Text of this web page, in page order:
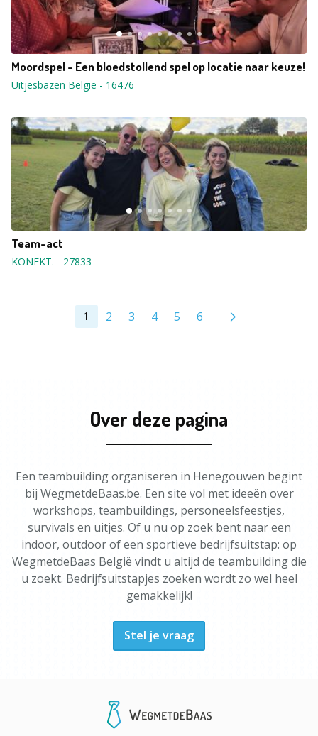
Moordspel - Een bloedstollend spel op locatie naar keuze!
Uitjesbazen België - 16476
Team-act
KONEKT. - 27833
1 2 3 4 5 6
Over deze pagina
Een teambuilding organiseren in Henegouwen begint
bij WegmetdeBaas.be. Een site vol met ideeën over
workshops, teambuildings, personeelsfeestjes,
survivals en uitjes. Of u nu op zoek bent naar een
indoor, outdoor of een sportieve bedrijfsuitstap: op
WegmetdeBaas België vindt u altijd de teambuilding die
u zoekt. Bedrijfsuitstapjes zoeken wordt zo wel heel
gemakkelijk!
Stel je vraag